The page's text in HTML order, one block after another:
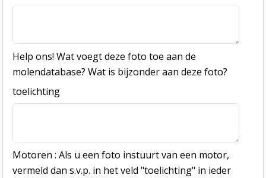
Help ons! Wat voegt deze foto toe aan de
molendatabase? Wat is bijzonder aan deze foto?
toelichting
Motoren : Als u een foto instuurt van een motor,
vermeld dan s.v.p. in het veld "toelichting" in ieder